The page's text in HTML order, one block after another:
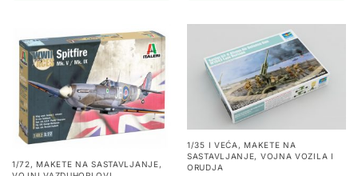
1/72,MAKETE NA SASTAVLJANJE,
1/35 I VEĆA , MAKETE NA
SASTAVLJANJE, VOJNA VOZILA I
ORUDJA